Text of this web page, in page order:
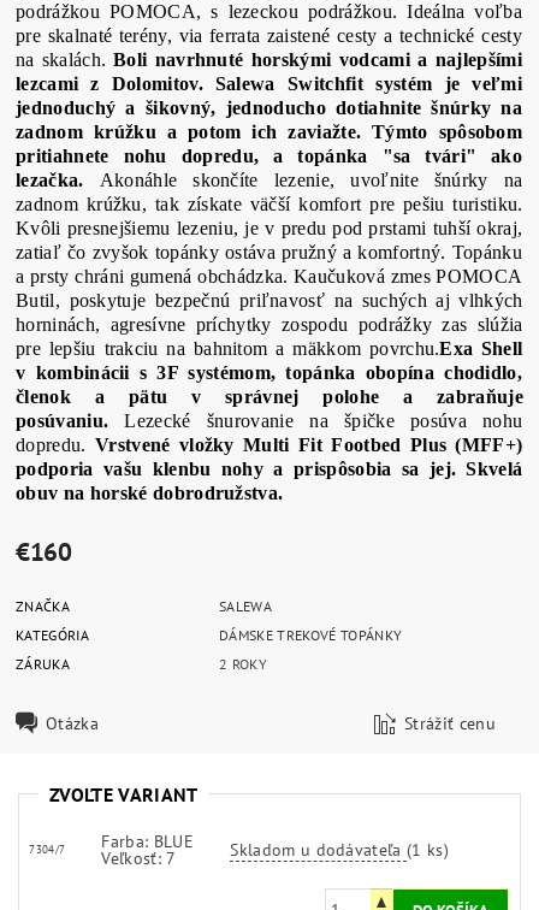
podrážkou POMOCA, s lezeckou podrážkou. Ideálna voľba
pre skalnaté terény, via ferrata zaistené cesty a technické cesty
na skalách. Boli navrhnuté horskými vodcami a najlepšími
lezcami z Dolomitov. Salewa Switchfit systém je veľmi
jednoduchý a šikovný, jednoducho dotiahnite šnúrky na
zadnom krúžku a potom ich zaviažte. Týmto spôsobom
pritiahnete nohu dopredu, a topánka "sa tvári" ako
lezačka. Akonáhle skončíte lezenie, uvoľnite šnúrky na
zadnom krúžku, tak získate väčší komfort pre pešiu turistiku.
Kvôli presnejšiemu lezeniu, je v predu pod prstami tuhší okraj,
zatiaľ čo zvyšok topánky ostáva pružný a komfortný. Topánku
a prsty chráni gumená obchádzka. Kaučuková zmes POMOCA
Butil, poskytuje bezpečnú priľnavosť na suchých aj vlhkých
horninách, agresívne príchytky zospodu podrážky zas slúžia
pre lepšiu trakciu na bahnitom a mäkkom povrchu.Exa Shell
v kombinácii s 3F systémom, topánka obopína chodidlo,
členok a pätu v správnej polohe a zabraňuje
posúvaniu. Lezecké šnurovanie na špičke posúva nohu
dopredu. Vrstvené vložky Multi Fit Footbed Plus (MFF+)
podporia vašu klenbu nohy a prispôsobia sa jej. Skvelá
obuv na horské dobrodružstva.
€160
ZNAČKA
SALEWA
KATEGÓRIA
DÁMSKE TREKOVÉ TOPÁNKY
ZÁRUKA
2 ROKY
Otázka Strážiť cenu
ZVOĽTE VARIANT
7304/7 Farba: BLUE
Veľkosť: 7 Skladom u dodávateľa(1 ks)